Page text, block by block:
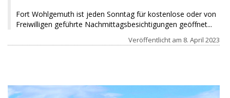
Fort Wohlgemuth ist jeden Sonntag für kostenlose oder von
Freiwilligen geführte Nachmittagsbesichtigungen geöffnet...
Veröffentlicht am 8. April 2023
14 JANUAR 2023